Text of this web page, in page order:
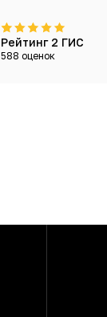
Рейтинг 2 ГИС
588 оценок